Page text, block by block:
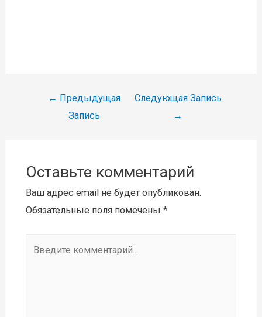
Навигация
← Предыдущая
Запись
Следующая Запись
→
Оставьте комментарий
Ваш адрес email не будет опубликован.
Обязательные поля помечены *